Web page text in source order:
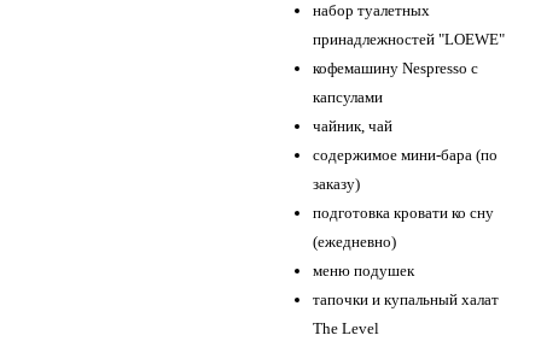
набор туалетных
принадлежностей "LOEWE"
кофемашину Nespresso с
капсулами
чайник, чай
содержимое мини-бара (по
заказу)
подготовка кровати ко сну
(ежедневно)
меню подушек
тапочки и купальный халат
The Level